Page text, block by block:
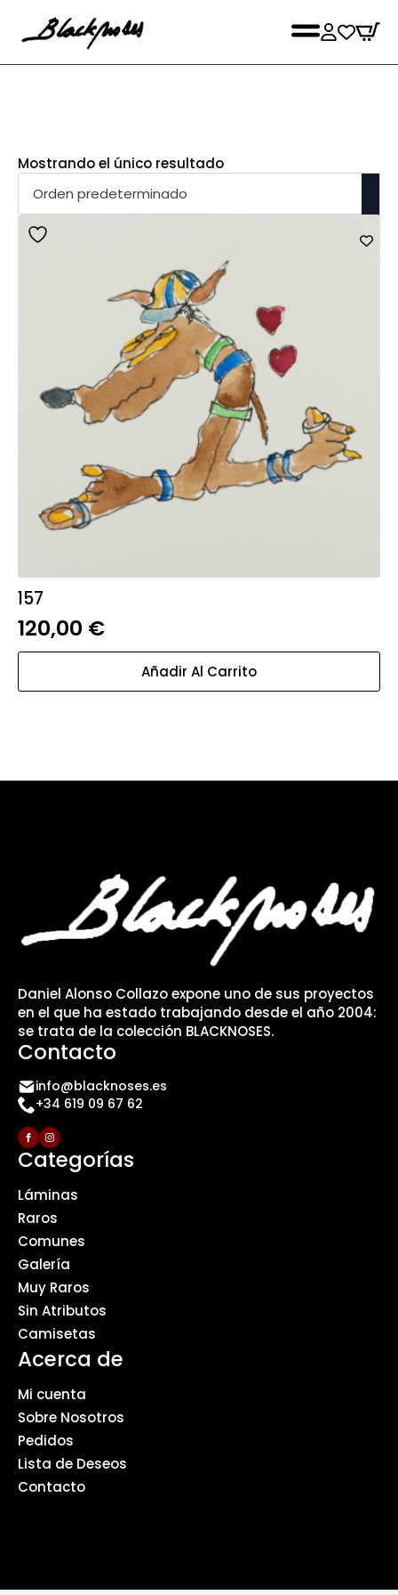
Mostrando el único resultado
157
120,00 €
Añadir Al Carrito
Daniel Alonso Collazo expone uno de sus proyectos
en el que ha estado trabajando desde el año 2004:
se trata de la colección BLACKNOSES.
Contacto
info@blacknoses.es
+34 619 09 67 62
Categorías
Láminas
Raros
Comunes
Galería
Muy Raros
Sin Atributos
Camisetas
Acerca de
Mi cuenta
Sobre Nosotros
Pedidos
Lista de Deseos
Contacto